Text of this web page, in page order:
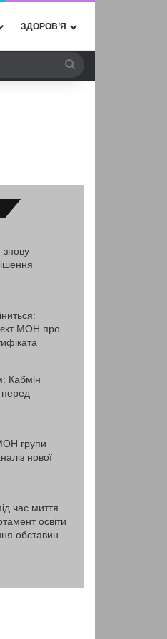
ЗДОРОВ’Я
знову
МОН про
Кабмін
перед
групи
нової
час миття
освіти
обставин